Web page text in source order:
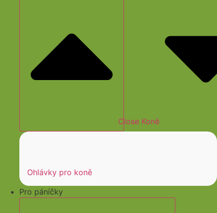
Close Koně
Ohlávky pro koně
Pro páníčky